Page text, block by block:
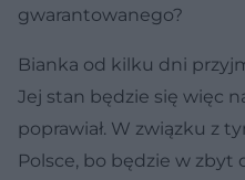
gwarantowanego?
Bianka od kilku dni
Jej stan będzie się więc
poprawiał. W związku z
Polsce, bo będzie w zbyt